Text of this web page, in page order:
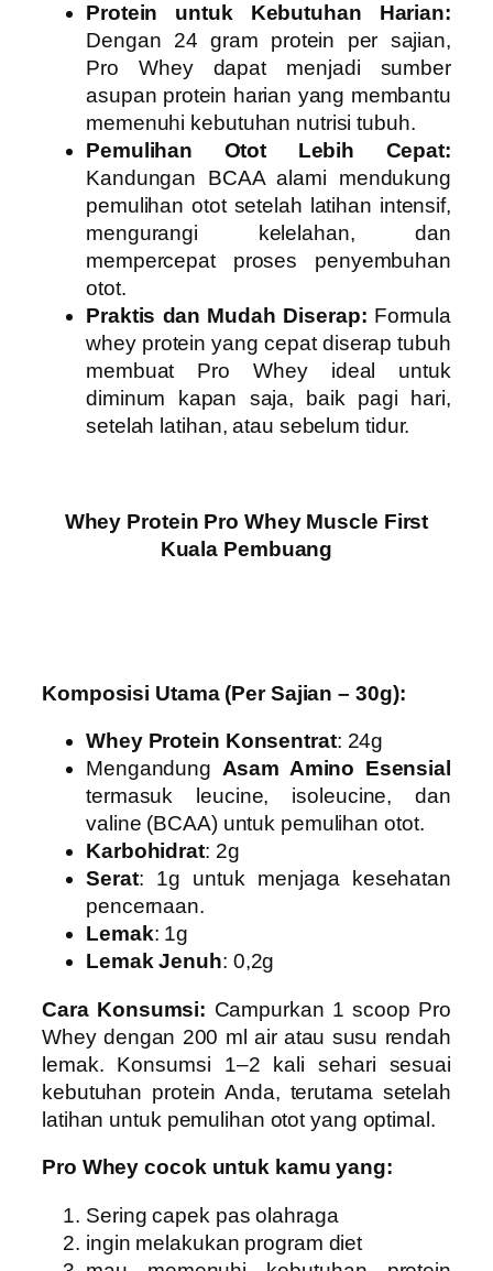
Protein untuk Kebutuhan Harian:
Dengan 24 gram protein per sajian,
Pro Whey dapat menjadi sumber
asupan protein harian yang membantu
memenuhi kebutuhan nutrisi tubuh.
Pemulihan Otot Lebih Cepat:
Kandungan BCAA alami mendukung
pemulihan otot setelah latihan intensif,
mengurangi kelelahan, dan
mempercepat proses penyembuhan
otot.
Praktis dan Mudah Diserap: Formula
whey protein yang cepat diserap tubuh
membuat Pro Whey ideal untuk
diminum kapan saja, baik pagi hari,
setelah latihan, atau sebelum tidur.
Whey Protein Pro Whey Muscle First
Kuala Pembuang
Komposisi Utama (Per Sajian – 30g):
Whey Protein Konsentrat: 24g
Mengandung Asam Amino Esensial
termasuk leucine, isoleucine, dan
valine (BCAA) untuk pemulihan otot.
Karbohidrat: 2g
Serat: 1g untuk menjaga kesehatan
pencernaan.
Lemak: 1g
Lemak Jenuh: 0,2g
Cara Konsumsi: Campurkan 1 scoop Pro
Whey dengan 200 ml air atau susu rendah
lemak. Konsumsi 1–2 kali sehari sesuai
kebutuhan protein Anda, terutama setelah
latihan untuk pemulihan otot yang optimal.
Pro Whey cocok untuk kamu yang:
Sering capek pas olahraga
ingin melakukan program diet